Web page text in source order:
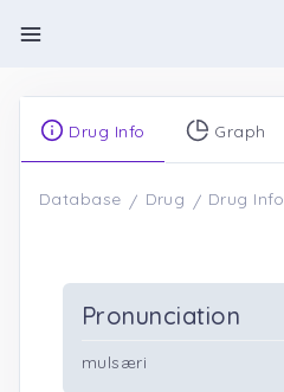
Drug Info Graph
Database Drug Drug Info
Pronunciation
mulsæri